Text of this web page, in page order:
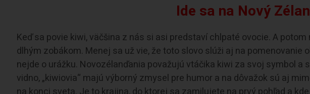
Ide sa na Nový
Keď sa povie kiwi, väčšina z nás si asi predstaví chlpaté ovocie. A
dlhým zobákom. Menej sa už vie, že toto slovo slúži aj na pomenovanie
nejde o urážku. Novozélanďania považujú vtáčika kiwi za svoj symbol a
vidno, „kiwiovia“ majú výborný zmysel pre humor a na dôvažok sú aj